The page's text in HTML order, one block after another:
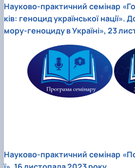
Науково-практичний семінар
ків: геноцид української
мору-геноциду в Україні», 23
Науково-практичний cемінар